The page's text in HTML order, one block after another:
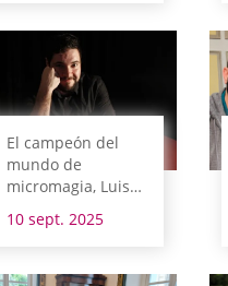
El campeón del
mundo de
micromagia, Luis
de Magialdia en
Juntas Generales
10 sept. 2025